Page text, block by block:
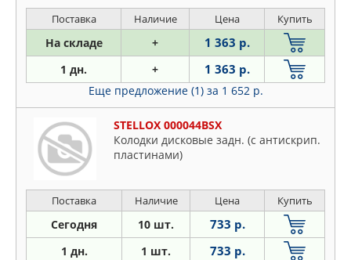
Поставка Наличие Цена Купить
На складе + 1 363 р.
1 дн. + 1 363 р.
Еще предложение (1) за 1 652 р.
STELLOX 000044BSX
Колодки дисковые задн. (с антискрип.
пластинами)
Поставка Наличие Цена Купить
Сегодня 10 шт. 733 р.
1 дн. 1 шт. 733 р.